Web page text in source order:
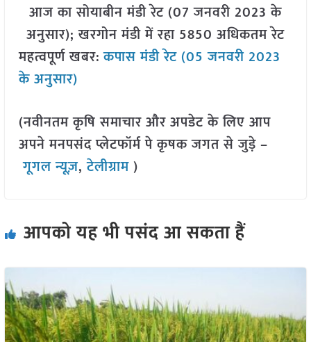
आज का सोयाबीन मंडी रेट (07 जनवरी 2023 के
अनुसार); खरगोन मंडी में रहा 5850 अधिकतम रेट
महत्वपूर्ण खबर:कपास मंडी रेट (05 जनवरी 2023
के अनुसार)
(नवीनतम कृषि समाचार और अपडेट के लिए आप
अपने मनपसंद प्लेटफॉर्म पे कृषक जगत से जुड़े –
गूगल न्यूज़,टेलीग्राम )
आपको यह भी पसंद आ सकता हैं